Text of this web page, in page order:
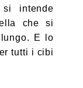
intende
che si
E lo
tutti i cibi